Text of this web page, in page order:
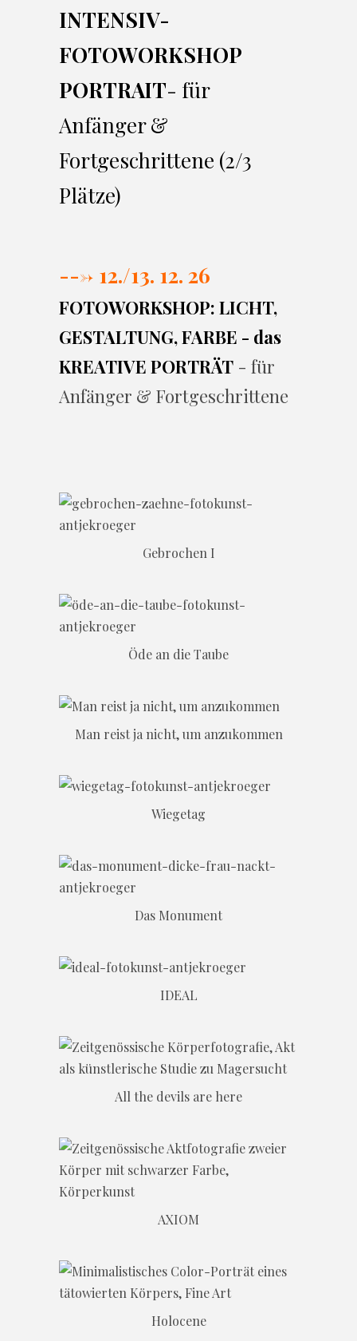
INTENSIV-
FOTOWORKSHOP
PORTRAIT- für
Anfänger &
Fortgeschrittene (2/3
Plätze)
---> 12./13. 12. 26
FOTOWORKSHOP: LICHT,
GESTALTUNG, FARBE - das
KREATIVE PORTRÄT - für
Anfänger & Fortgeschrittene
Gebrochen I
Öde an die Taube
Man reist ja nicht, um anzukommen
Wiegetag
Das Monument
IDEAL
All the devils are here
AXIOM
Holocene